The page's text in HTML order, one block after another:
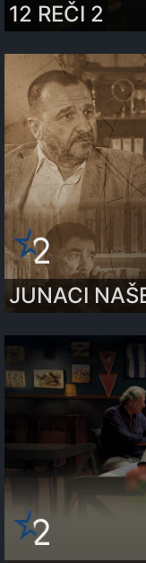
12 REČI 2
JUNACI